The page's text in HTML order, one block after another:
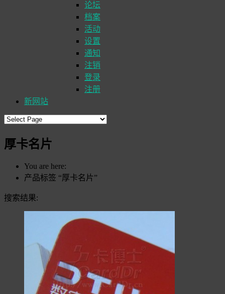
论坛
档案
活动
设置
通知
注销
登录
注册
新网站
厚卡名片
You are here:
产品标签 “厚卡名片”
搜索结果: